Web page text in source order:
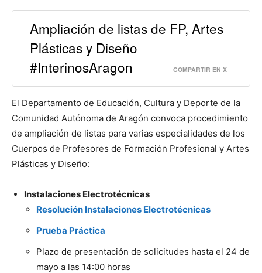
Ampliación de listas de FP, Artes
Plásticas y Diseño
#InterinosAragon
COMPARTIR EN X
El Departamento de Educación, Cultura y Deporte de la
Comunidad Autónoma de Aragón convoca procedimiento
de ampliación de listas para varias especialidades de los
Cuerpos de Profesores de Formación Profesional y Artes
Plásticas y Diseño:
Instalaciones Electrotécnicas
Resolución Instalaciones Electrotécnicas
Prueba Práctica
Plazo de presentación de solicitudes hasta el 24 de
mayo a las 14:00 horas